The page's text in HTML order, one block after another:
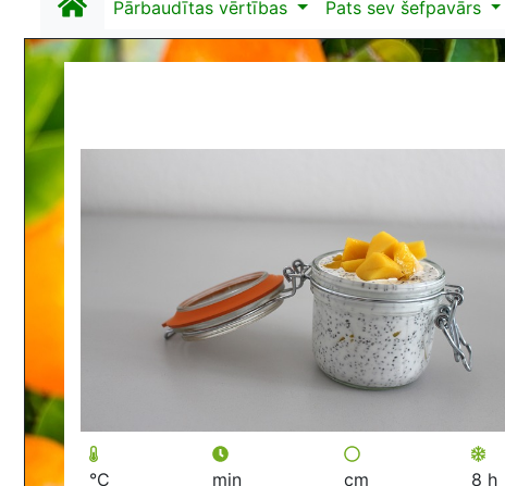
Pārbaudītas vērtības Pats sev šefpavārs
°C min cm 8 h